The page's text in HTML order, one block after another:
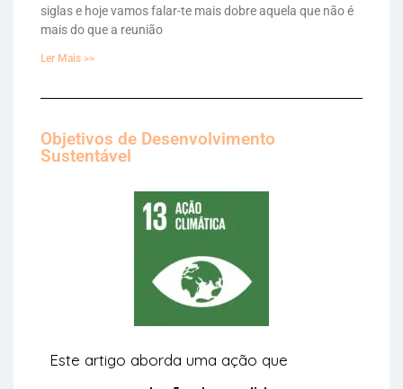
siglas e hoje vamos falar-te mais dobre aquela que não é
mais do que a reunião
Ler Mais >>
Objetivos de Desenvolvimento
Sustentável
Este artigo aborda uma ação que